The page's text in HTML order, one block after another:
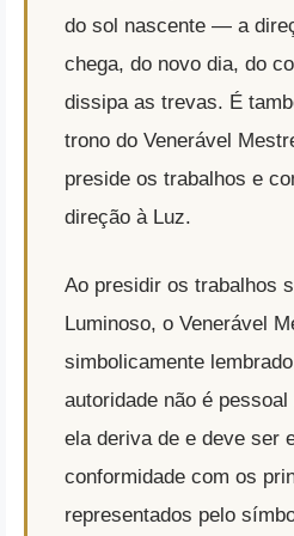
do sol nascente — a
chega, do novo dia, do
dissipa as trevas. É
trono do Venerável
preside os trabalhos e
direção à Luz.
Ao presidir os trabalhos
Luminoso, o Venerável
simbolicamente
autoridade não é
ela deriva de e deve ser
conformidade com os
representados pelo